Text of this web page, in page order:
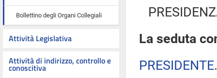
Bollettino degli Organi Collegiali
Attività Legislativa
Attività di indirizzo, controllo e
conoscitiva
La seduta
PRESIDENTE